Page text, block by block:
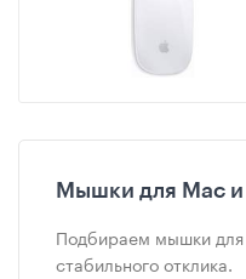
Мышки для Mac
Подбираем мышки для
стабильного отклика.